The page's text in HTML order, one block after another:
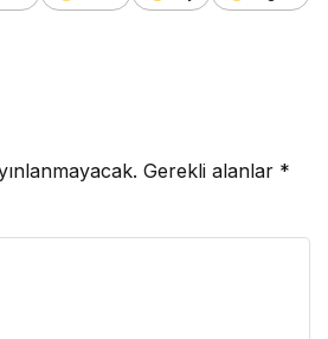
Gerekli alanlar *